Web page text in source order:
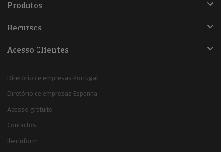
Produtos
Recursos
Acesso Clientes
Diretório de empresas Portugal
Diretório de empresas Espanha
Acesso gratuito
Contactos
Iberinform